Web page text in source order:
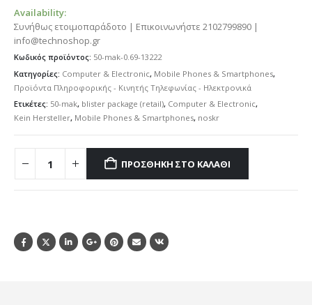
Availability:
Συνήθως ετοιμοπαράδοτο | Επικοινωνήστε 2102799890 |
info@technoshop.gr
Κωδικός προϊόντος: 50-mak-0.69-13222
Κατηγορίες: Computer & Electronic, Mobile Phones & Smartphones,
Προϊόντα Πληροφορικής - Κινητής Τηλεφωνίας - Ηλεκτρονικά
Ετικέτες: 50-mak, blister package (retail), Computer & Electronic,
Kein Hersteller, Mobile Phones & Smartphones, noskr
ΠΡΟΣΘΉΚΗ ΣΤΟ ΚΑΛΆΘΙ